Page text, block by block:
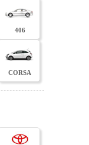
406
CORSA